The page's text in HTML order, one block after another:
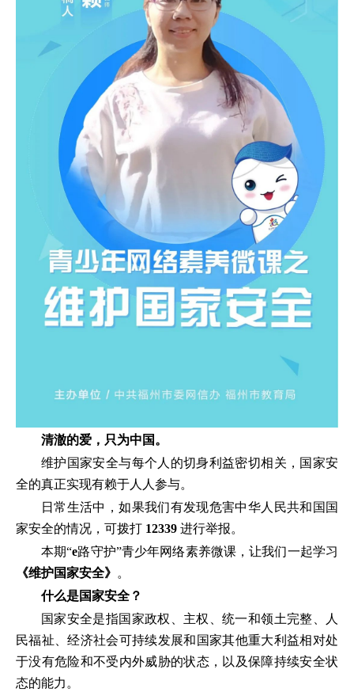
清澈的爱，只为中国。
维护国家安全与每个人的切身利益密切相关，国家安
全的真正实现有赖于人人参与。
日常生活中，如果我们有发现危害中华人民共和国国
家安全的情况，可拨打 12339 进行举报。
本期“e路守护”青少年网络素养微课，让我们一起学习
《维护国家安全》 。
什么是国家安全？
国家安全是指国家政权、主权、统一和领土完整、人
民福祉、经济社会可持续发展和国家其他重大利益相对处
于没有危险和不受内外威胁的状态，以及保障持续安全状
态的能力。